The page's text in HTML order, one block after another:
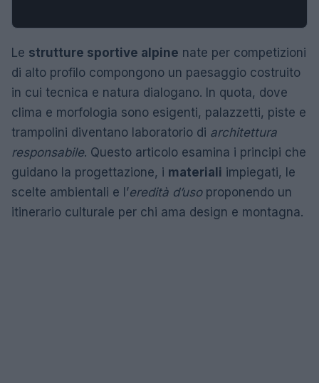
Le strutture sportive alpine nate per competizioni
di alto profilo compongono un paesaggio costruito
in cui tecnica e natura dialogano. In quota, dove
clima e morfologia sono esigenti, palazzetti, piste e
trampolini diventano laboratorio di architettura
responsabile. Questo articolo esamina i principi che
guidano la progettazione, i materiali impiegati, le
scelte ambientali e l’eredità d’usoproponendo un
itinerario culturale per chi ama design e montagna.